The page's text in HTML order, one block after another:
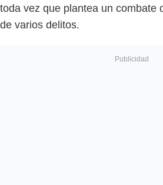
toda vez que plantea un combate
de varios delitos.